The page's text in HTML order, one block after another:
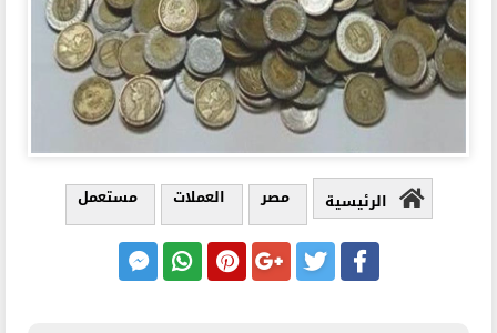
الرئيسية مصر العملات مستعمل